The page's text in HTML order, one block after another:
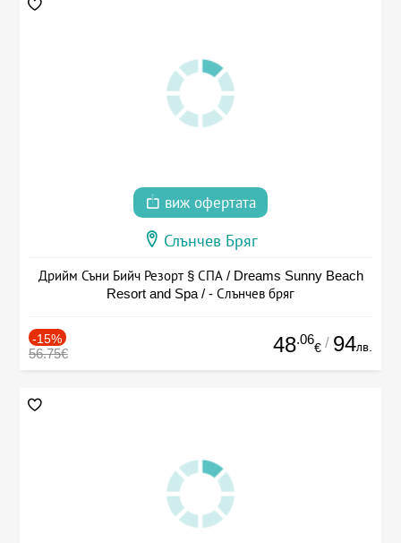
виж офертата
Слънчев Бряг
Дрийм Съни Бийч Резорт § СПА / Dreams Sunny Beach
Resort and Spa / - Слънчев бряг
-15%
56.75€ 48.06
€ / 94лв.